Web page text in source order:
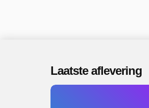
Laatste aflevering